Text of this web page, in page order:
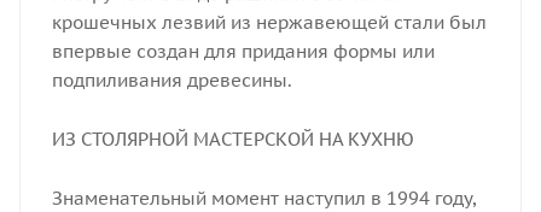
крошечных лезвий из нержавеющей стали был
впервые создан для придания формы или
подпиливания древесины.
ИЗ СТОЛЯРНОЙ МАСТЕРСКОЙ НА КУХНЮ
Знаменательный момент наступил в 1994 году,